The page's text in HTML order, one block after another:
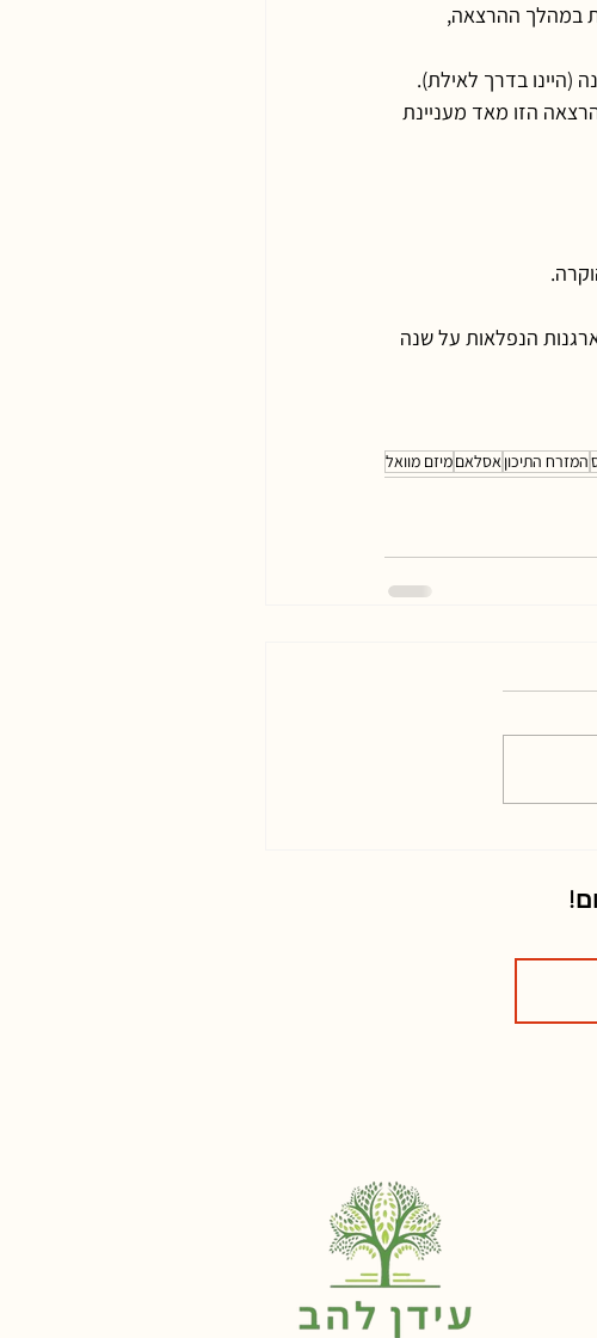
במהלך ההרצאה,
(היינו בדרך לאילת).
הזו מאד מעניינת
הנפלאות על שנה
המזרח התיכון אסלאםמיזם מוואל